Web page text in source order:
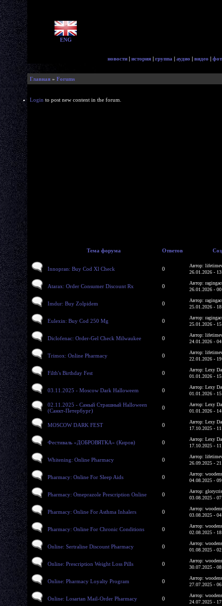
ENG
новости | история | группа | аудио | видео |
Главная » Forums
Login to post new content in the forum.
Тема форума Ответов
Innopran: Buy Cod Xl Check 0
Автор:
26.01.2026 -
Atarax: Order Consumer Discount Rx 0
Автор:
26.01.2026 -
Imdur: Buy Zolpidem 0
Автор:
25.01.2026 -
Eulexin: Buy Cod 250 Mg 0
Автор:
25.01.2026 -
Diclofenac: Order-Gel Check Milwaukee 0
Автор:
24.01.2026 -
Trimox: Online Pharmacy 0
Автор:
22.01.2026 -
Filth's Birthday Fest 0
Автор: Lexy
01.01.2026 -
03.11.2025 - Moscow Dark Halloweem 0
Автор: Lexy
01.01.2026 -
02.11.2025 - Самый Страшный Halloween
(Санкт-Петербург)
0
Автор: Lexy
01.01.2026 -
MOSCOW DARK FEST 0
Автор: Lexy
17.10.2025 -
Фестиваль «ДОБРОВЯТКА» (Киров) 0
Автор: Lexy
17.10.2025 -
Whitening: Online Pharmacy 0
Автор:
26.09.2025 -
Pharmacy: Online For Sleep Aids 0
Автор:
04.08.2025 -
Pharmacy: Omeprazole Prescription Online 0
Автор:
03.08.2025 -
Pharmacy: Online For Asthma Inhalers 0
Автор:
03.08.2025 -
Pharmacy: Online For Chronic Conditions 0
Автор:
02.08.2025 -
Online: Sertraline Discount Pharmacy 0
Автор:
01.08.2025 -
Online: Prescription Weight Loss Pills 0
Автор:
30.07.2025 -
Online: Pharmacy Loyalty Program 0
Автор:
27.07.2025 -
Online: Losartan Mail-Order Pharmacy 0
Автор:
24.07.2025 -